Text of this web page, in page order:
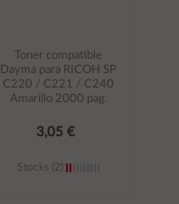
Toner compatible
Dayma para RICOH SP
C220 / C221 / C240
Amarillo 2000 pag.
3,05 €
Stocks (2)